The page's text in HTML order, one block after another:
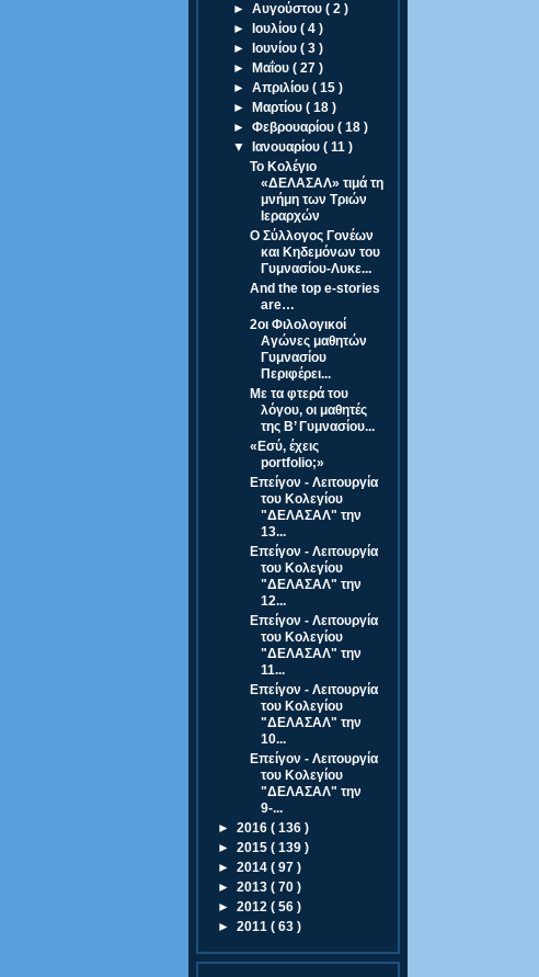
►Αυγούστου( 2 )
►
Ιουλίου( 4 )
►
Ιουνίου( 3 )
►
Μαΐου( 27 )
►Απριλίου( 15 )
►
Μαρτίου( 18 )
►Φεβρουαρίου( 18 )
▼
Ιανουαρίου( 11 )
Το Κολέγιο
«ΔΕΛΑΣΑΛ» τιμά τη
μνήμη των Τριών
Ιεραρχών
Ο Σύλλογος Γονέων
και Κηδεμόνων του
Γυμνασίου-Λυκε...
And the top e-stories
are…
2οι Φιλολογικοί
Αγώνες μαθητών
Γυμνασίου
Περιφέρει...
Με τα φτερά του
λόγου, οι μαθητές
της Β’ Γυμνασίου...
«Εσύ, έχεις
portfolio;»
Επείγον - Λειτουργία
του Κολεγίου
"ΔΕΛΑΣΑΛ" την
13...
Επείγον - Λειτουργία
του Κολεγίου
"ΔΕΛΑΣΑΛ" την
12...
Επείγον - Λειτουργία
του Κολεγίου
"ΔΕΛΑΣΑΛ" την
11...
Επείγον - Λειτουργία
του Κολεγίου
"ΔΕΛΑΣΑΛ" την
10...
Επείγον - Λειτουργία
του Κολεγίου
"ΔΕΛΑΣΑΛ" την
9-...
► 2016 ( 136 )
► 2015 ( 139 )
► 2014 ( 97 )
► 2013 ( 70 )
► 2012 ( 56 )
► 2011 ( 63 )